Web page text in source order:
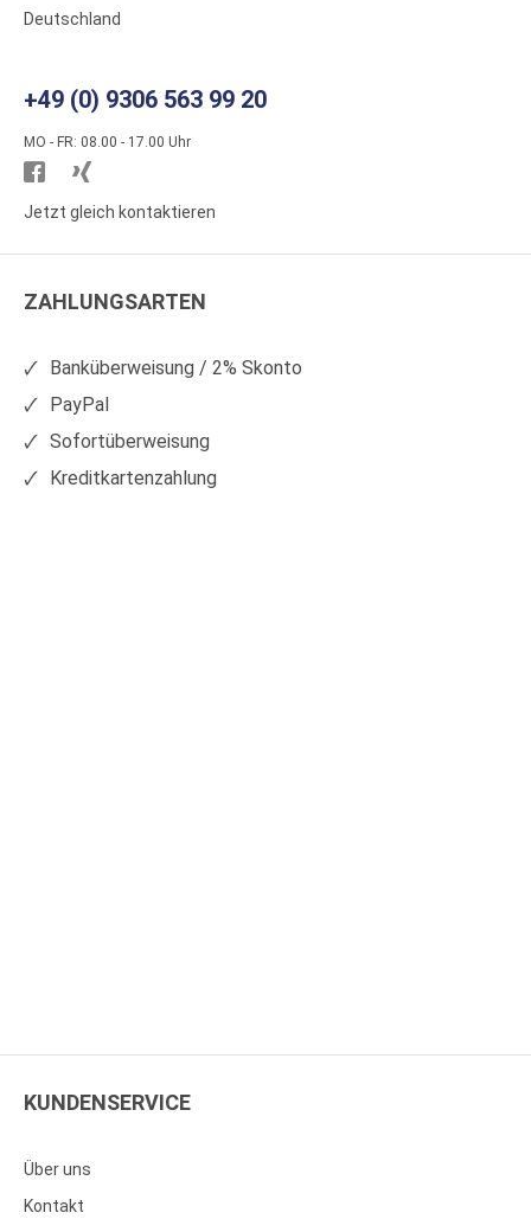
Deutschland
+49 (0) 9306 563 99 20
MO - FR: 08.00 - 17.00 Uhr
Besuchen
Sie
auf
Sie
auf
Jetzt gleich kontaktieren
ZAHLUNGSARTEN
Banküberweisung / 2% Skonto
PayPal
Sofortüberweisung
Kreditkartenzahlung
KUNDENSERVICE
Über uns
Kontakt